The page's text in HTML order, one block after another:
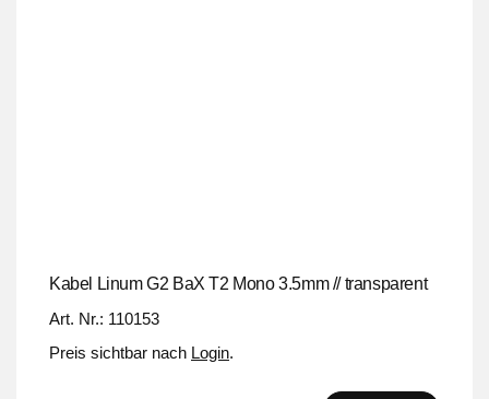
Kabel Linum G2 BaX T2 Mono 3.5mm // transparent
Art. Nr.: 110153
Preis sichtbar nach Login.